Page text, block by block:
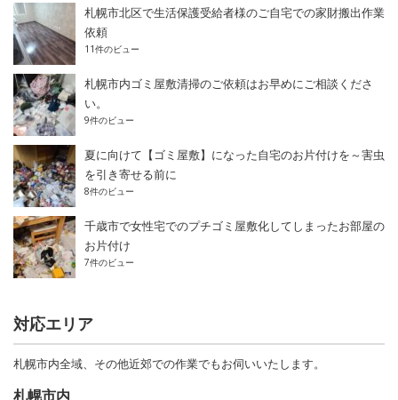
札幌市北区で生活保護受給者様のご自宅での家財搬出作業
依頼
11件のビュー
札幌市内ゴミ屋敷清掃のご依頼はお早めにご相談くださ
い。
9件のビュー
夏に向けて【ゴミ屋敷】になった自宅のお片付けを～害虫
を引き寄せる前に
8件のビュー
千歳市で女性宅でのプチゴミ屋敷化してしまったお部屋の
お片付け
7件のビュー
対応エリア
札幌市内全域、その他近郊での作業でもお伺いいたします。
札幌市内